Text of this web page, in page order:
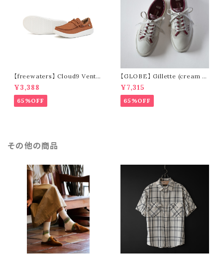
【freewaters】 Cloud9 Ventu
re - Lace Up (brown)
¥3,388
65%OFF
【GLOBE】 Gillette (cream /
pomegranate)
¥7,315
65%OFF
その他の商品